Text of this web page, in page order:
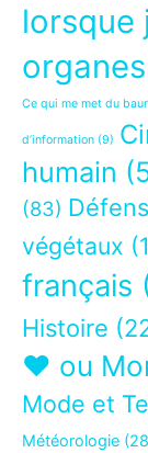
lorsque
Ce qui me met du
d’information (9)
humain
(83)
végétaux
français
Histoire
❤ ou
Mode et
Météorologie